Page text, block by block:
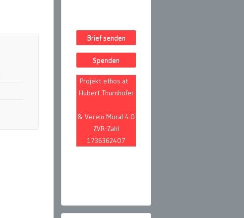
Brief senden
Spenden
Projekt ethos.at
Hubert Thurnhofer
& Verein Moral 4.0
ZVR-Zahl
1736362407